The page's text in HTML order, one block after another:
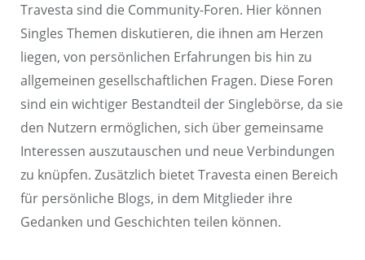
Travesta sind die Community-Foren. Hier können
Singles Themen diskutieren, die ihnen am Herzen
liegen, von persönlichen Erfahrungen bis hin zu
allgemeinen gesellschaftlichen Fragen. Diese Foren
sind ein wichtiger Bestandteil der Singlebörse, da sie
den Nutzern ermöglichen, sich über gemeinsame
Interessen auszutauschen und neue Verbindungen
zu knüpfen. Zusätzlich bietet Travesta einen Bereich
für persönliche Blogs, in dem Mitglieder ihre
Gedanken und Geschichten teilen können.